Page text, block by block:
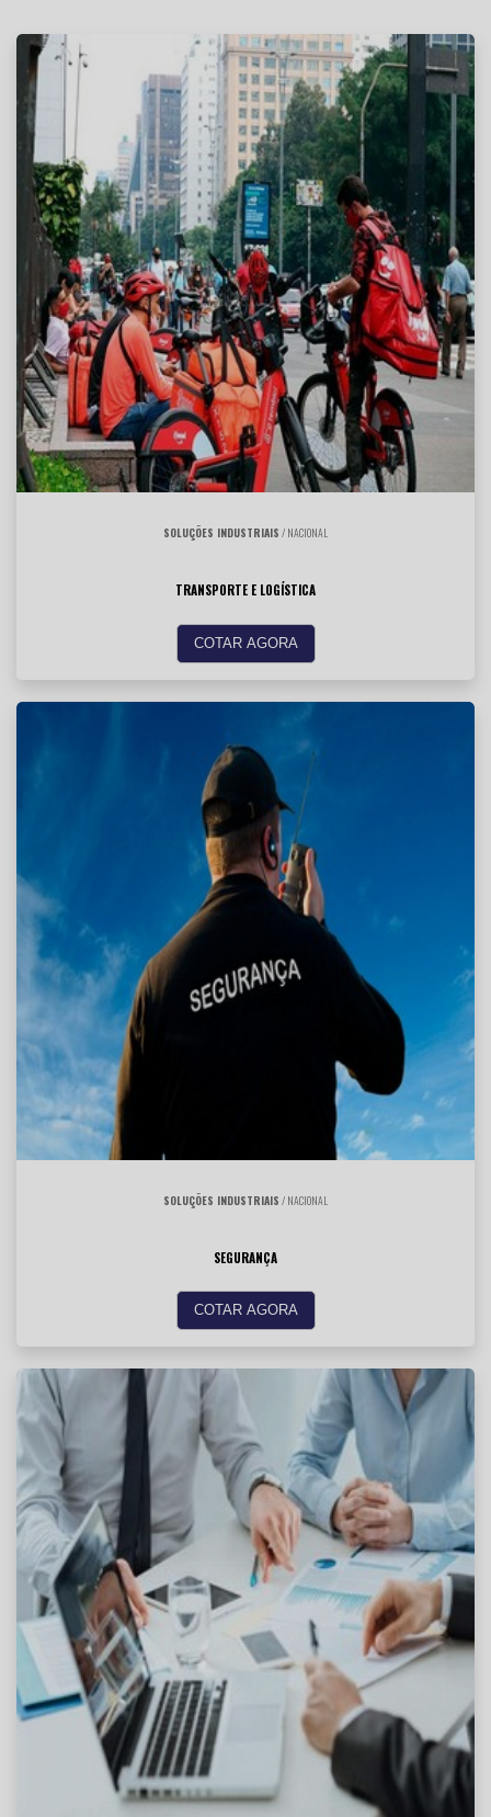
SOLUÇÕES INDUSTRIAIS / NACIONAL
TRANSPORTE E LOGÍSTICA
COTAR AGORA
SOLUÇÕES INDUSTRIAIS / NACIONAL
SEGURANÇA
COTAR AGORA